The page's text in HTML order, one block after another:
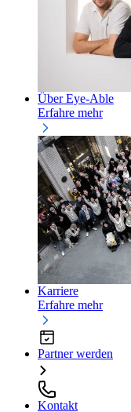
Über Eye-Able
Erfahre mehr
Karriere
Erfahre mehr
Partner werden
Kontakt